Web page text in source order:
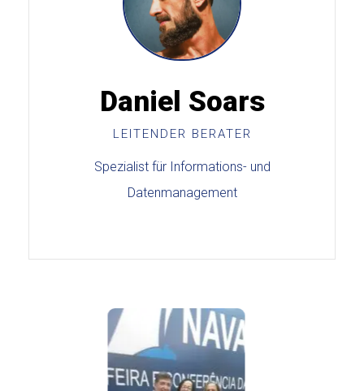
Daniel Soars
LEITENDER BERATER
Spezialist für Informations- und
Datenmanagement